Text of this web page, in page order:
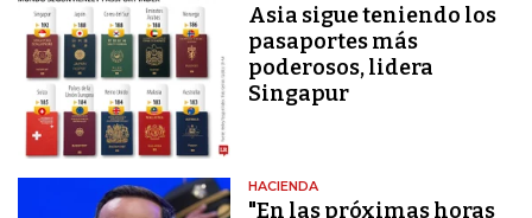
Asia sigue teniendo los
pasaportes más
poderosos, lidera
Singapur
HACIENDA
"En las próximas horas